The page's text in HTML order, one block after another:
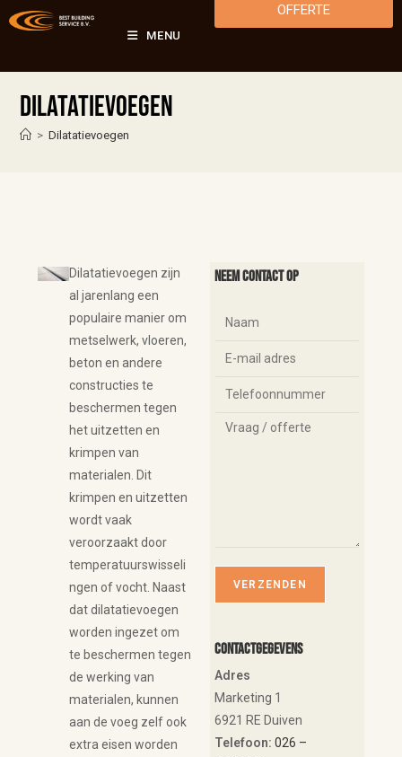
MENU
OFFERTE
Dilatatievoegen
> Dilatatievoegen
Dilatatievoegen zijn
al jarenlang een
populaire manier om
metselwerk, vloeren,
beton en andere
constructies te
beschermen tegen
het uitzetten en
krimpen van
materialen. Dit
krimpen en uitzetten
wordt vaak
veroorzaakt door
temperatuurswisseli
ngen of vocht. Naast
dat dilatatievoegen
worden ingezet om
te beschermen tegen
de werking van
materialen, kunnen
aan de voeg zelf ook
extra eisen worden
Neem contact op
Contactgegevens
Adres
Marketing 1
6921 RE Duiven
Telefoon: 026 –